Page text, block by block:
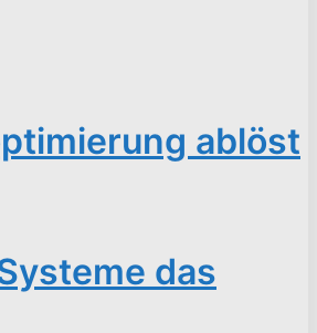
ablöst
das